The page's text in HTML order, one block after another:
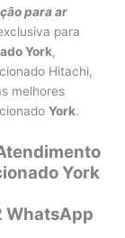
para ar
para
York,
Hitachi,
melhores
York.
York
WhatsApp